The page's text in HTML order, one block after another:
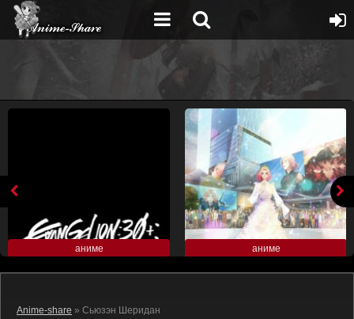
аниме аниме
Anime-share » Сьюзэн Шеридан